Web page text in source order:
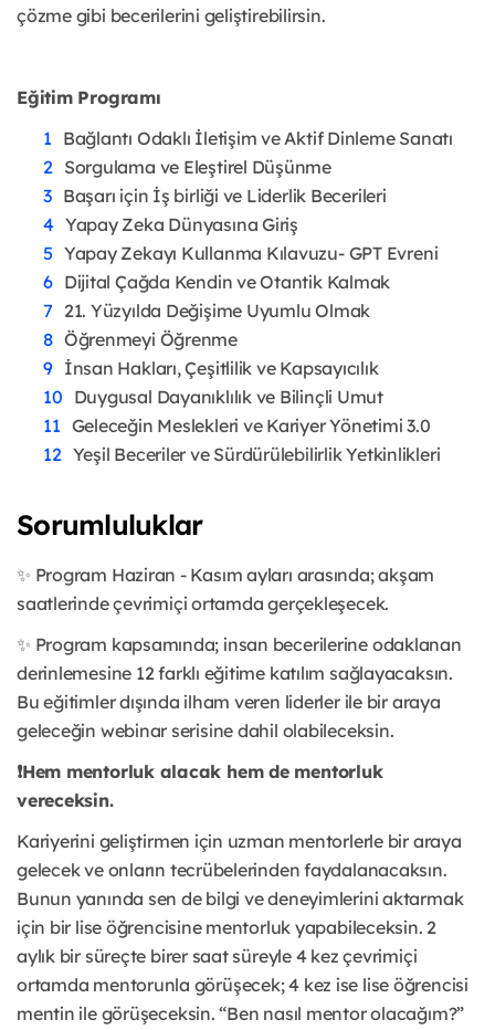
çözme gibi becerilerini geliştirebilirsin.
Eğitim Programı
Bağlantı Odaklı İletişim ve Aktif Dinleme Sanatı
Sorgulama ve Eleştirel Düşünme
Başarı için İş birliği ve Liderlik Becerileri
Yapay Zeka Dünyasına Giriş
Yapay Zekayı Kullanma Kılavuzu- GPT Evreni
Dijital Çağda Kendin ve Otantik Kalmak
21. Yüzyılda Değişime Uyumlu Olmak
Öğrenmeyi Öğrenme
İnsan Hakları, Çeşitlilik ve Kapsayıcılık
Duygusal Dayanıklılık ve Bilinçli Umut
Geleceğin Meslekleri ve Kariyer Yönetimi 3.0
Yeşil Beceriler ve Sürdürülebilirlik Yetkinlikleri
Sorumluluklar
✨ Program Haziran - Kasım ayları arasında; akşam
saatlerinde çevrimiçi ortamda gerçekleşecek.
✨ Program kapsamında; insan becerilerine odaklanan
derinlemesine 12 farklı eğitime katılım sağlayacaksın.
Bu eğitimler dışında ilham veren liderler ile bir araya
geleceğin webinar serisine dahil olabileceksin.
❗️Hem mentorluk alacak hem de mentorluk
vereceksin.
Kariyerini geliştirmen için uzman mentorlerle bir araya
gelecek ve onların tecrübelerinden faydalanacaksın.
Bunun yanında sen de bilgi ve deneyimlerini aktarmak
için bir lise öğrencisine mentorluk yapabileceksin. 2
aylık bir süreçte birer saat süreyle 4 kez çevrimiçi
ortamda mentorunla görüşecek; 4 kez ise lise öğrencisi
mentin ile görüşeceksin. “Ben nasıl mentor olacağım?”